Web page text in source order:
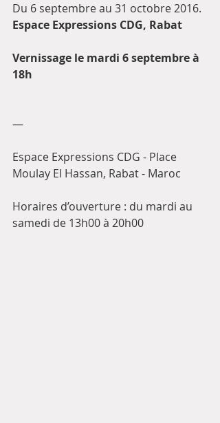
Du 6 septembre au 31 octobre 2016.
Espace Expressions CDG, Rabat
Vernissage le mardi 6 septembre à
18h
—
Espace Expressions CDG - Place
Moulay El Hassan, Rabat - Maroc
Horaires d’ouverture : du mardi au
samedi de 13h00 à 20h00